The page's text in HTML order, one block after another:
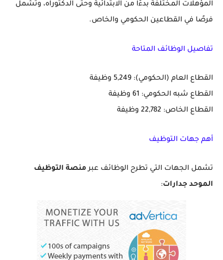
المؤهلات المختلفة بدءًا من الابتدائية وحتى الدكتوراه، وتشمل
فرصًا في القطاعين الحكومي والخاص.
تفاصيل الوظائف المتاحة
القطاع العام (الحكومي): 5,249 وظيفة
القطاع شبه الحكومي: 61 وظيفة
القطاع الخاص: 22,782 وظيفة
أهم جهات التوظيف
تشمل الجهات التي تطرح الوظائف عبرمنصة التوظيف
الموحد جدارات: